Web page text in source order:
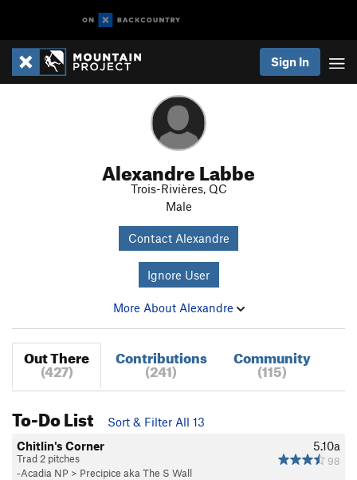
Sign In
Alexandre Labbe
Trois-Rivières, QC
Male
Contact Alexandre
Ignore User
More About Alexandre
Out There
(427)
Contributions
(241)
Community
(115)
To-Do List
Sort & Filter All 13
5.10a
98
Chitlin's Corner
Trad 2 pitches
-Acadia NP > Precipice aka The S Wall